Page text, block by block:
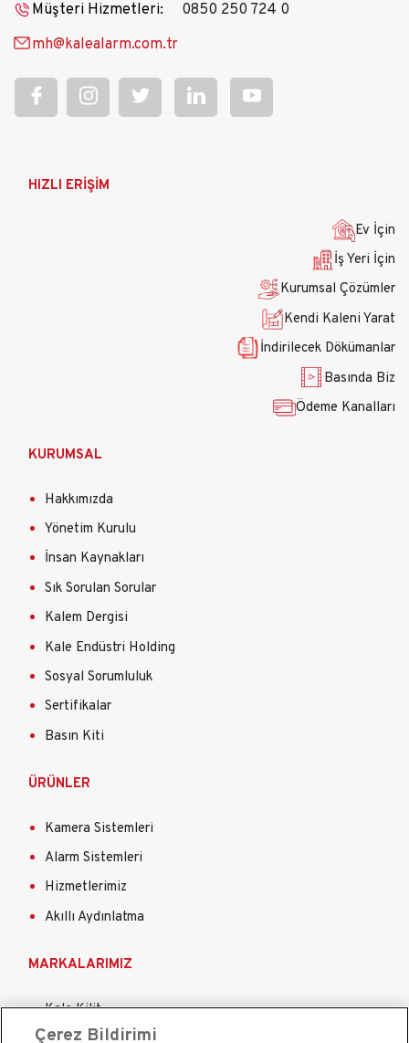
Müşteri Hizmetleri:
0850 250 724 0
mh@kalealarm.com.tr
AnaHIZLI ERİŞİM
Ev İçin
İş Yeri İçin
Kurumsal Çözümler
Kendi Kaleni Yarat
İndirilecek Dökümanlar
Basında Biz
Ödeme Kanalları
KURUMSAL
Hakkımızda
Yönetim Kurulu
İnsan Kaynakları
Sık Sorulan Sorular
Kalem Dergisi
Kale Endüstri Holding
Sosyal Sorumluluk
Sertifikalar
Basın Kiti
ÜRÜNLER
Kamera Sistemleri
Alarm Sistemleri
Hizmetlerimiz
Akıllı Aydınlatma
MARKALARIMIZ
Kale Kilit
Kale Çelik Kapı
Çerez Bildirimi